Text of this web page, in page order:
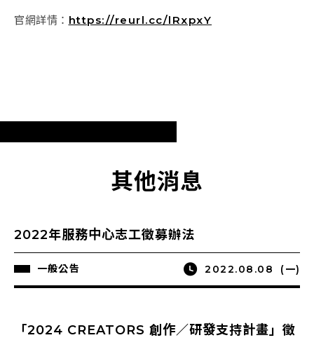
官網詳情： https://reurl.cc/lRxpxY
其他消息
2022年服務中心志工徵募辦法
一般公告 2022.08.08 (一)
「2024 CREATORS 創作／研發支持計畫」徵